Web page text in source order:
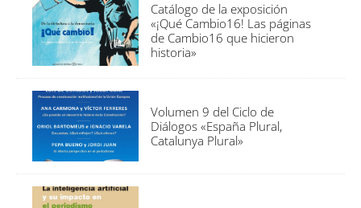
Catálogo de la exposición
«¡Qué Cambio16! Las páginas
de Cambio16 que hicieron
historia»
Volumen 9 del Ciclo de
Diálogos «España Plural,
Catalunya Plural»